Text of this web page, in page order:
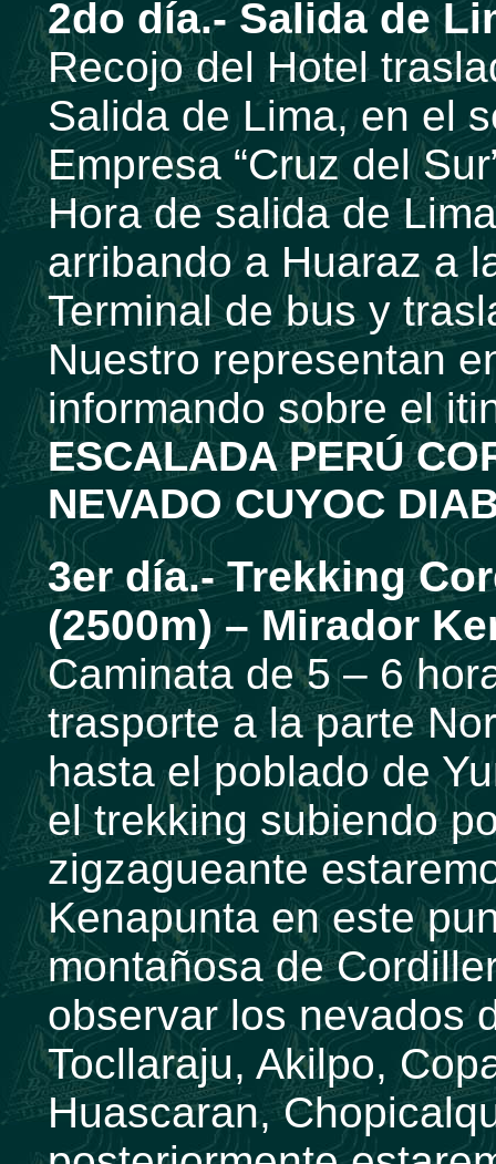
2do día.- Salida de
Recojo del Hotel
Salida de Lima, en el
Empresa “Cruz del
Hora de salida de
arribando a Huaraz a
Terminal de bus y
Nuestro representan
informando sobre el
ESCALADA PERÚ
NEVADO CUYOC
3er día.- Trekking
(2500m) – Mirador
Caminata de 5 – 6
trasporte a la parte
hasta el poblado de
el trekking subiendo
zigzagueante
Kenapunta en este
montañosa de
observar los nevados
Tocllaraju, Akilpo,
Huascaran,